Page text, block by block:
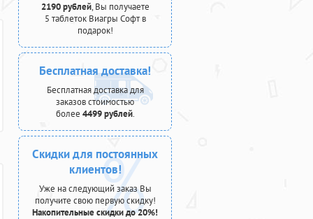
2190 рублей, Вы получаете
5 таблеток Виагры Софт в
подарок!
Бесплатная доставка!
Бесплатная доставка для
заказов стоимостью
более 4499 рублей.
Скидки для постоянных
клиентов!
Уже на следующий заказ Вы
получите свою первую скидку!
Накопительные скидки до 20%!